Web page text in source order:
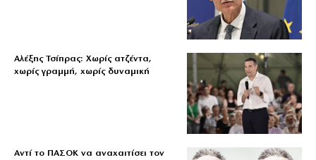
Αλέξης Τσίπρας: Χωρίς ατζέντα,
χωρίς γραμμή, χωρίς δυναμική
Αντί το ΠΑΣΟΚ να αναχαιτίσει τον